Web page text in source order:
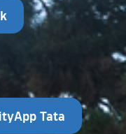
Tata